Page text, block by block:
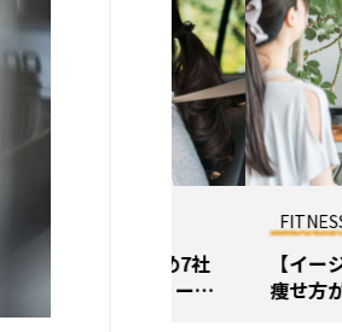
おすすめ7社
人向けリース
【イージーゲイ
痩せ方がわかる
アップルジム口コミ
ーサーバー